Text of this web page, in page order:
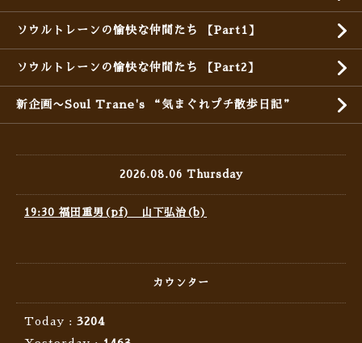
ソウルトレーンの愉快な仲間たち 【Part1】
ソウルトレーンの愉快な仲間たち 【Part2】
新企画〜Soul Trane's “気まぐれプチ散歩日記”
2026.08.06 Thursday
19:30 福田重男(pf) 山下弘治(b)
カウンター
Today : 3204